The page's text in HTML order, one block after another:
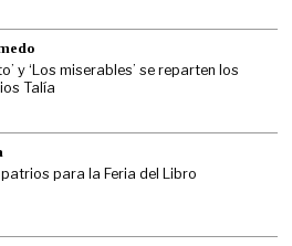
y ‘Los miserables’ se reparten los
Talía
para la Feria del Libro